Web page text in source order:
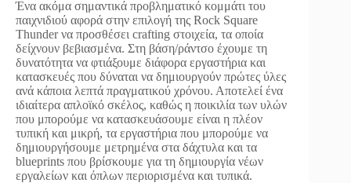
Ένα ακόμα σημαντικά προβληματικό κομμάτι του
παιχνιδιού αφορά στην επιλογή της Rock Square
Thunder να προσθέσει crafting στοιχεία, τα οποία
δείχνουν βεβιασμένα. Στη βάση/ράντσο έχουμε τη
δυνατότητα να φτιάξουμε διάφορα εργαστήρια και
κατασκευές που δύναται να δημιουργούν πρώτες ύλες
ανά κάποια λεπτά πραγματικού χρόνου. Αποτελεί ένα
ιδιαίτερα απλοϊκό σκέλος, καθώς η ποικιλία των υλών
που μπορούμε να κατασκευάσουμε είναι η πλέον
τυπική και μικρή, τα εργαστήρια που μπορούμε να
δημιουργήσουμε μετρημένα στα δάχτυλα και τα
blueprints που βρίσκουμε για τη δημιουργία νέων
εργαλείων και όπλων περιορισμένα και τυπικά.